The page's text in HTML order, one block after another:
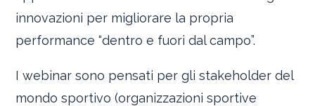
innovazioni per migliorare la propria
performance “dentro e fuori dal campo”.
I webinar sono pensati per gli stakeholder del
mondo sportivo (organizzazioni sportive